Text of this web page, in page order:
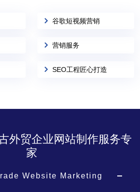
谷歌短视频营销
营销服务
SEO工程匠心打造
外贸企业网站制作服务专
家
Website Marketing